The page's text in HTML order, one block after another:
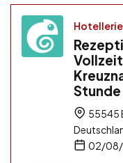
55545
02/